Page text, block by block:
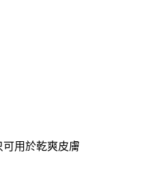
用於乾爽皮膚